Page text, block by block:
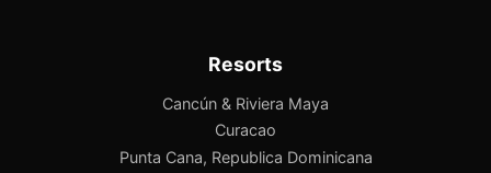
Resorts
Cancún & Riviera Maya
Curacao
Punta Cana, Republica Dominicana